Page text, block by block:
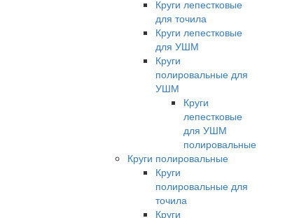
Круги лепестковые
для точила
Круги лепестковые
для УШМ
Круги
полировальные для
УШМ
Круги
лепестковые
для УШМ
полировальные
Круги полировальные
Круги
полировальные для
точила
Круги